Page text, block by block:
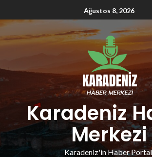
Ağustos 8, 2026
Karadeniz
Merkezi
Karadeniz'in Haber